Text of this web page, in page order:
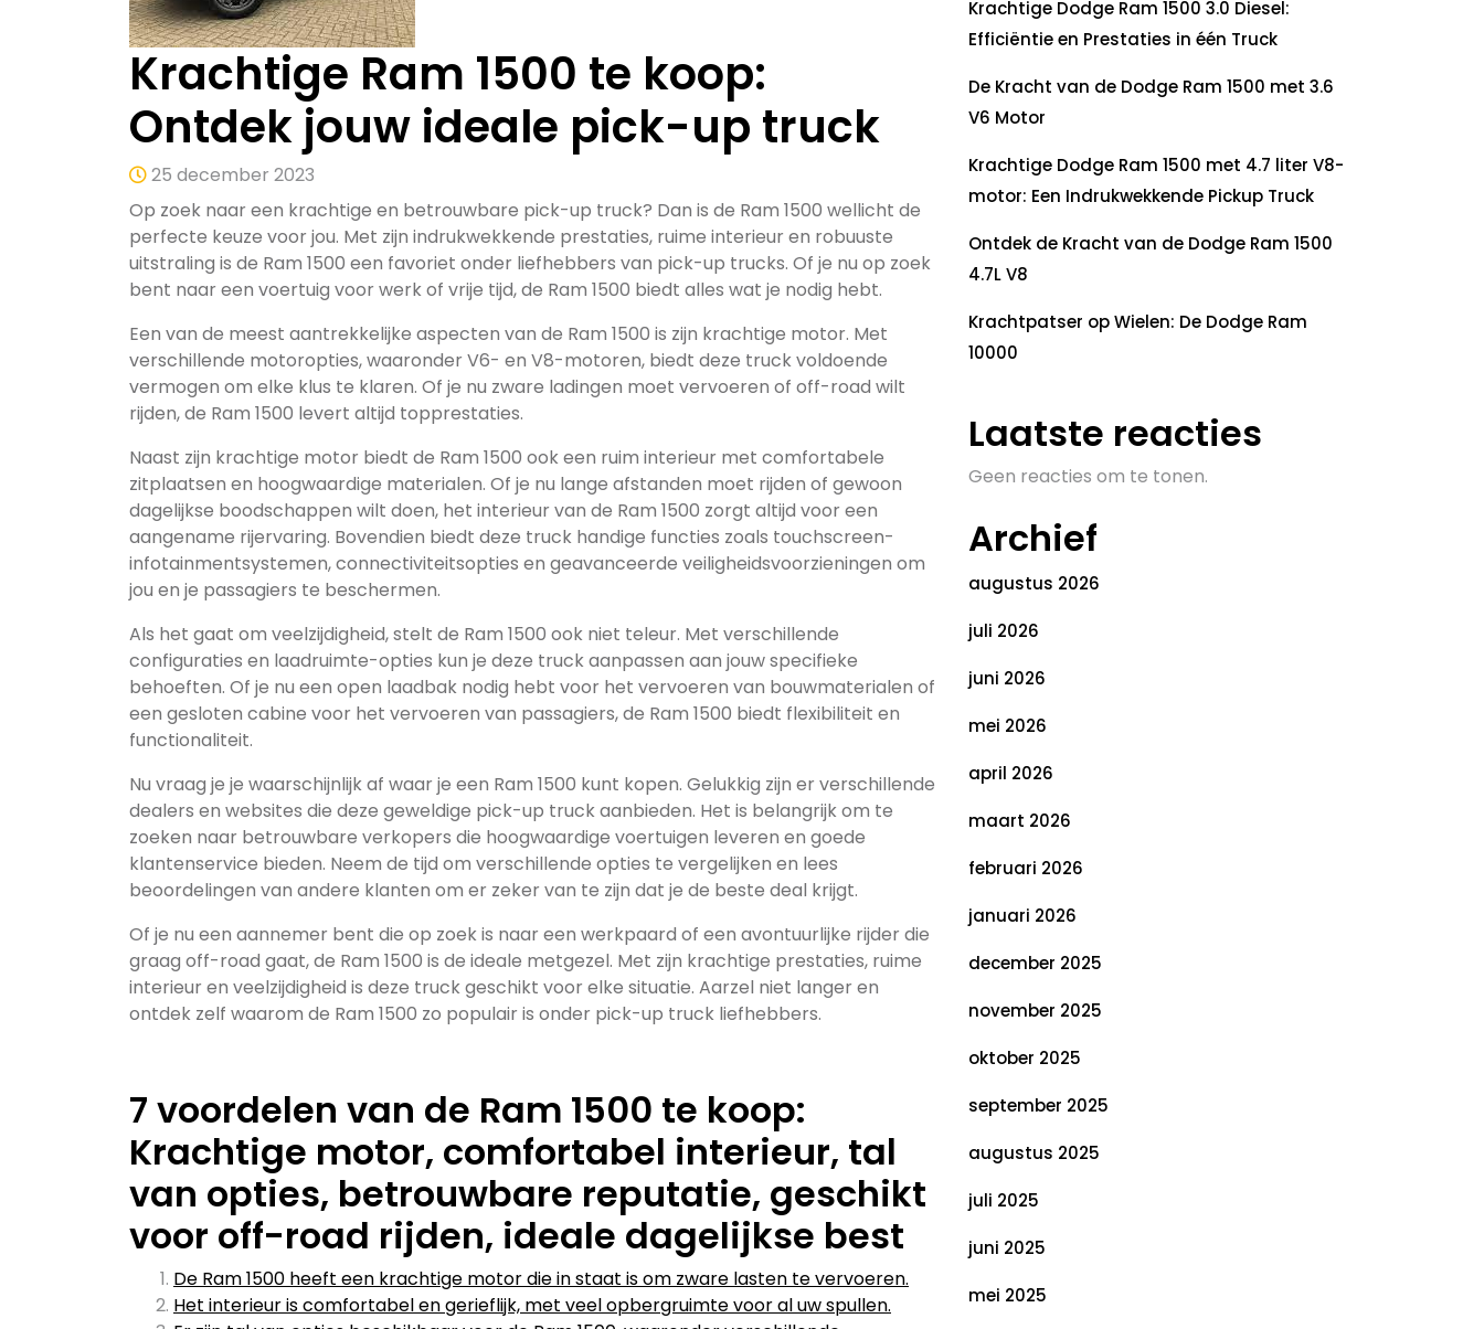
Krachtige Ram 1500 te koop:
Ontdek jouw ideale pick-up truck
25 december 2023
Op zoek naar een krachtige en betrouwbare pick-up truck? Dan is de Ram 1500 wellicht de
perfecte keuze voor jou. Met zijn indrukwekkende prestaties, ruime interieur en robuuste
uitstraling is de Ram 1500 een favoriet onder liefhebbers van pick-up trucks. Of je nu op zoek
bent naar een voertuig voor werk of vrije tijd, de Ram 1500 biedt alles wat je nodig hebt.
Een van de meest aantrekkelijke aspecten van de Ram 1500 is zijn krachtige motor. Met
verschillende motoropties, waaronder V6- en V8-motoren, biedt deze truck voldoende
vermogen om elke klus te klaren. Of je nu zware ladingen moet vervoeren of off-road wilt
rijden, de Ram 1500 levert altijd topprestaties.
Naast zijn krachtige motor biedt de Ram 1500 ook een ruim interieur met comfortabele
zitplaatsen en hoogwaardige materialen. Of je nu lange afstanden moet rijden of gewoon
dagelijkse boodschappen wilt doen, het interieur van de Ram 1500 zorgt altijd voor een
aangename rijervaring. Bovendien biedt deze truck handige functies zoals touchscreen-
infotainmentsystemen, connectiviteitsopties en geavanceerde veiligheidsvoorzieningen om
jou en je passagiers te beschermen.
Als het gaat om veelzijdigheid, stelt de Ram 1500 ook niet teleur. Met verschillende
configuraties en laadruimte-opties kun je deze truck aanpassen aan jouw specifieke
behoeften. Of je nu een open laadbak nodig hebt voor het vervoeren van bouwmaterialen of
een gesloten cabine voor het vervoeren van passagiers, de Ram 1500 biedt flexibiliteit en
functionaliteit.
Nu vraag je je waarschijnlijk af waar je een Ram 1500 kunt kopen. Gelukkig zijn er verschillende
dealers en websites die deze geweldige pick-up truck aanbieden. Het is belangrijk om te
zoeken naar betrouwbare verkopers die hoogwaardige voertuigen leveren en goede
klantenservice bieden. Neem de tijd om verschillende opties te vergelijken en lees
beoordelingen van andere klanten om er zeker van te zijn dat je de beste deal krijgt.
Of je nu een aannemer bent die op zoek is naar een werkpaard of een avontuurlijke rijder die
graag off-road gaat, de Ram 1500 is de ideale metgezel. Met zijn krachtige prestaties, ruime
interieur en veelzijdigheid is deze truck geschikt voor elke situatie. Aarzel niet langer en
ontdek zelf waarom de Ram 1500 zo populair is onder pick-up truck liefhebbers.
7 voordelen van de Ram 1500 te koop:
Krachtige motor, comfortabel interieur, tal
van opties, betrouwbare reputatie, geschikt
voor off-road rijden, ideale dagelijkse best
De Ram 1500 heeft een krachtige motor die in staat is om zware lasten te vervoeren.
Het interieur is comfortabel en gerieflijk, met veel opbergruimte voor al uw spullen.
Krachtige Dodge Ram 1500 3.0 Diesel:
Efficiëntie en Prestaties in één Truck
De Kracht van de Dodge Ram 1500 met 3.6
V6 Motor
Krachtige Dodge Ram 1500 met 4.7 liter V8-
motor: Een Indrukwekkende Pickup Truck
Ontdek de Kracht van de Dodge Ram 1500
4.7L V8
Krachtpatser op Wielen: De Dodge Ram
10000
Laatste reacties
Geen reacties om te tonen.
Archief
augustus 2026
juli 2026
juni 2026
mei 2026
april 2026
maart 2026
februari 2026
januari 2026
december 2025
november 2025
oktober 2025
september 2025
augustus 2025
juli 2025
juni 2025
mei 2025